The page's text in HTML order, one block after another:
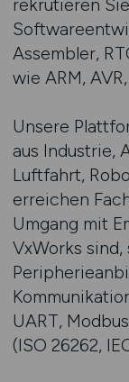
rekrutieren
Assembler,
wie ARM,
Unsere
aus Industrie,
Luftfahrt,
erreichen
Umgang mit
VxWorks
UART,
(ISO 26262,